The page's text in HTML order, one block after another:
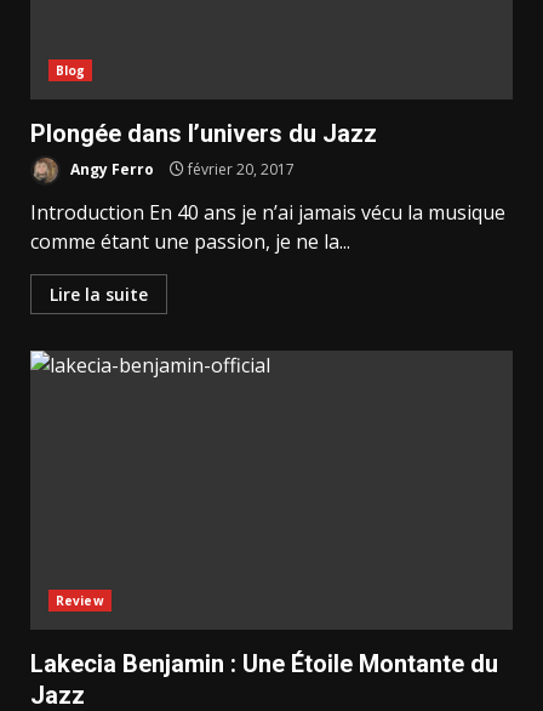
Blog
Plongée dans l’univers du Jazz
Angy Ferro février 20, 2017
Introduction En 40 ans je n’ai jamais vécu la musique
comme étant une passion, je ne la...
Lire la suite
Review
Lakecia Benjamin : Une Étoile Montante du
Jazz